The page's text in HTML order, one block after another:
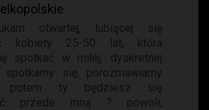
otwartej, lubiącej się
kobiety 25-50 lat, która
spotkać w miłej, dyskretnej
spotkamy się, porozmawiamy
potem ty będziesz się
przede mną ? powoli,